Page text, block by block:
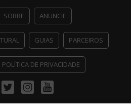
SOBRE ANUNCIE
GUIAS PARCEIROS
POLÍTICA DE PRIVACIDADE
TwitterInstagramYoutube
- Arte, Cultura Pop e Entretenimento